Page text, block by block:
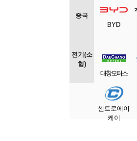
중국
BYD
전기(소
형)
대창모터스
센트로에이
케이